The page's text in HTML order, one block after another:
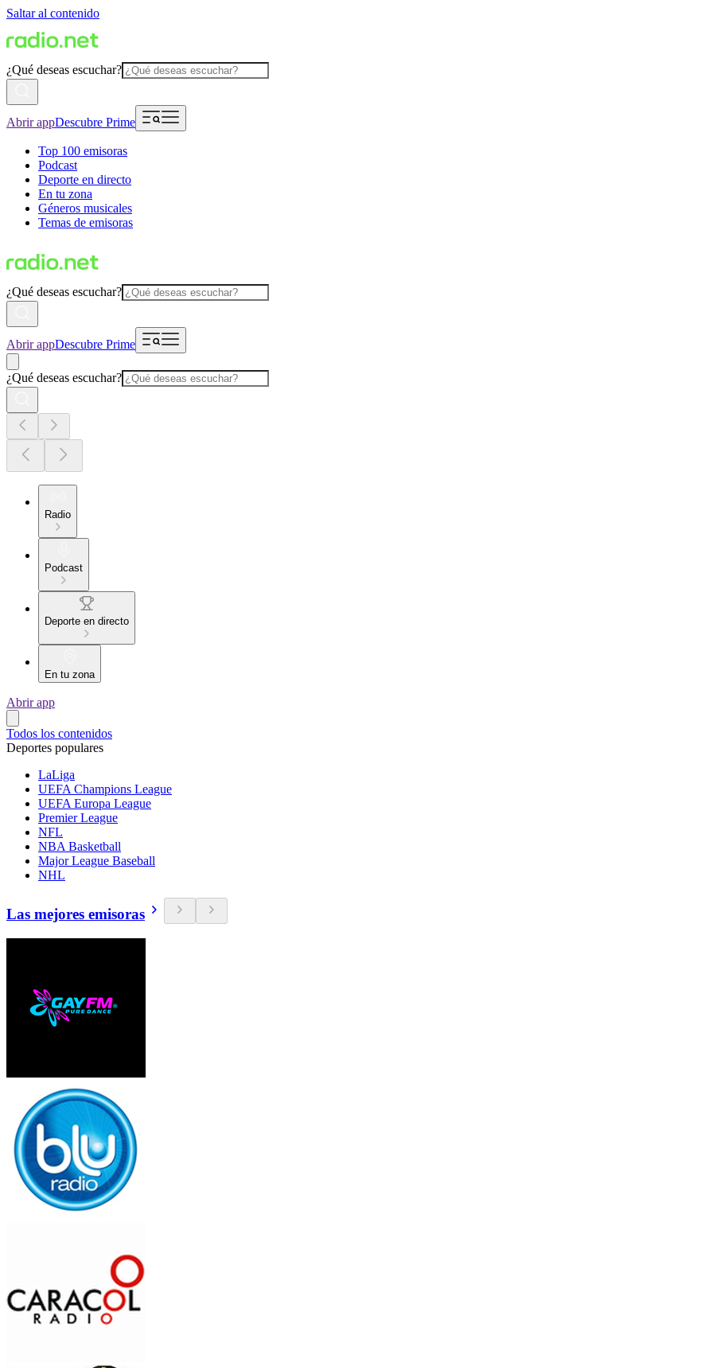
Saltar al contenido
¿Qué deseas escuchar?
Abrir appDescubre Prime
Top 100 emisoras
Podcast
Deporte en directo
En tu zona
Géneros musicales
Temas de emisoras
¿Qué deseas escuchar?
Abrir appDescubre Prime
¿Qué deseas escuchar?
Radio
Podcast
Deporte en directo
En tu zona
Abrir app
Todos los contenidos
Deportes populares
LaLiga
UEFA Champions League
UEFA Europa League
Premier League
NFL
NBA Basketball
Major League Baseball
NHL
Las mejores emisoras